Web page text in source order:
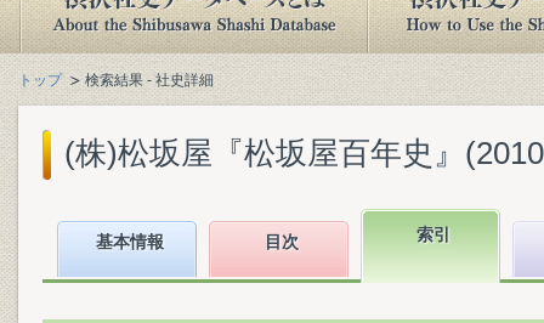
トップ 検索結果 - 社史詳細
(株)松坂屋『松坂屋百年史』
基本情報 目次 索引